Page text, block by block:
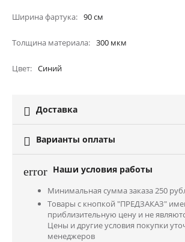
Ширина фартука 90см
Толщина материала 300 мкм
Цвет Синий
 Доставка
 Варианты оплаты
error Наши условия работы
Минимальная сумма заказа 250
Товары с кнопкой "ПРЕДЗАКАЗ"
приблизительную цену и не
Цены и другие условия покупки
менеджеров